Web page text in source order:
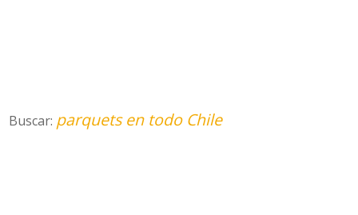
Buscar: parquets en todo Chile